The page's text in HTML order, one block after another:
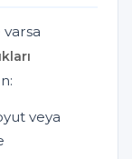
veya